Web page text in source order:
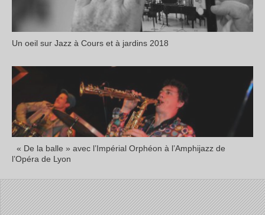
Un oeil sur Jazz à Cours et à jardins 2018
« De la balle » avec l’Impérial Orphéon à l’Amphijazz de
l’Opéra de Lyon